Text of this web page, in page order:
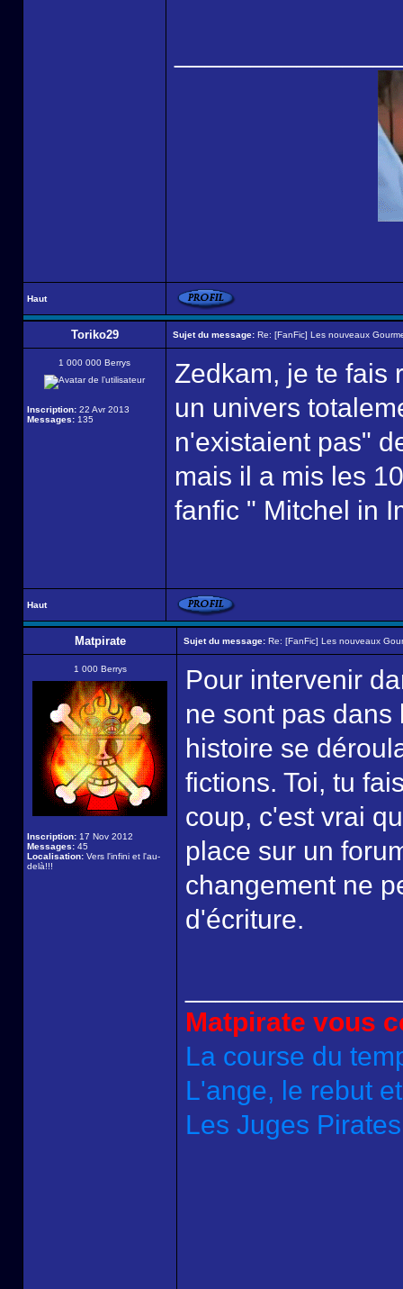
Haut
Toriko29 Sujet du message: Re: [FanFic] Les nouveaux
1 000 000 Berrys
Inscription: 22 Avr 2013
Messages: 135
Zedkam, je te fais
un univers
n'existaient pas"
mais il a mis les
fanfic " Mitchel in
Haut
Matpirate Sujet du message: Re: [FanFic] Les nouveaux
1 000 Berrys
Inscription: 17 Nov 2012
Messages: 45
Localisation: Vers l'infini et l'au-
delà!!!
Pour intervenir
ne sont pas
histoire se
fictions. Toi, tu
coup, c'est vrai
place sur un
changement ne
d'écriture.
Matpirate vous
La course du
L'ange, le rebut
Les Juges Pirates